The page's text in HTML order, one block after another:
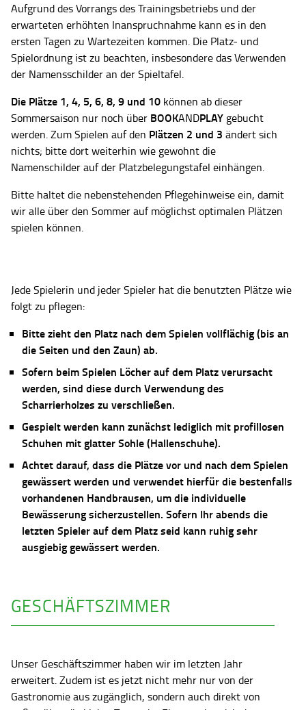
Aufgrund des Vorrangs des Trainingsbetriebs und der
erwarteten erhöhten Inanspruchnahme kann es in den
ersten Tagen zu Wartezeiten kommen. Die Platz- und
Spielordnung ist zu beachten, insbesondere das Verwenden
der Namensschilder an der Spieltafel.
Die Plätze 1, 4, 5, 6, 8, 9 und 10 können ab dieser
Sommersaison nur noch über BOOKANDPLAY gebucht
werden. Zum Spielen auf den Plätzen 2 und 3 ändert sich
nichts; bitte dort weiterhin wie gewohnt die
Namenschilder auf der Platzbelegungstafel einhängen.
Bitte haltet die nebenstehenden Pflegehinweise ein, damit
wir alle über den Sommer auf möglichst optimalen Plätzen
spielen können.
Jede Spielerin und jeder Spieler hat die benutzten Plätze wie
folgt zu pflegen:
Bitte zieht den Platz nach dem Spielen vollflächig (bis an
die Seiten und den Zaun) ab.
Sofern beim Spielen Löcher auf dem Platz verursacht
werden, sind diese durch Verwendung des
Scharrierholzes zu verschließen.
Gespielt werden kann zunächst lediglich mit profillosen
Schuhen mit glatter Sohle (Hallenschuhe).
Achtet darauf, dass die Plätze vor und nach dem Spielen
gewässert werden und verwendet hierfür die bestenfalls
vorhandenen Handbrausen, um die individuelle
Bewässerung sicherzustellen. Sofern Ihr abends die
letzten Spieler auf dem Platz seid kann ruhig sehr
ausgiebig gewässert werden.
GESCHÄFTSZIMMER
Unser Geschäftszimmer haben wir im letzten Jahr
erweitert. Zudem ist es jetzt nicht mehr nur von der
Gastronomie aus zugänglich, sondern auch direkt von